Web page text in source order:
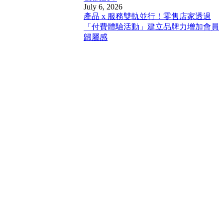
July 6, 2026
產品 x 服務雙軌並行！零售店家透過
「付費體驗活動」建立品牌力增加會員
歸屬感